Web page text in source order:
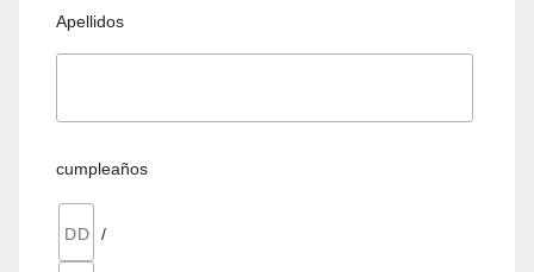
Apellidos
cumpleaños
/